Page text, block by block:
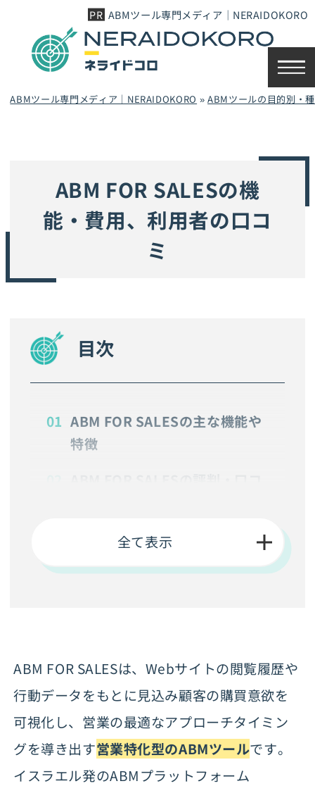
ABMツール専門メディア｜NERAIDOKORO
ABMツール専門メディア｜NERAIDOKORO »ABMツールの目的別・
ABM FOR SALESの機
能・費用、利用者の口コ
ミ
目次
ABM FOR SALESの主な機能や
特徴
ABM FOR SALESは営業タイミ
ABM FOR SALESの導入事例
ABM FOR SALESの料金プラン
ABM FOR SALESの基本情報
全て表示
ABM FOR SALESは、Webサイトの閲覧履歴や
行動データをもとに見込み顧客の購買意欲を
可視化し、営業の最適なアプローチタイミン
グを導き出す営業特化型のABMツールです。
イスラエル発のABMプラットフォーム